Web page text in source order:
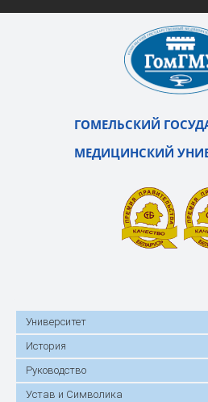
ГОМЕЛЬСКИЙ
МЕДИЦИНСКИЙ
Университет
История
Руководство
Устав и Символика